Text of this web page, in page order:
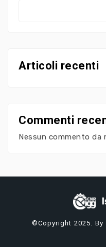
Articoli recenti
Commenti
Nessun commento da
©Copyright 2025. By